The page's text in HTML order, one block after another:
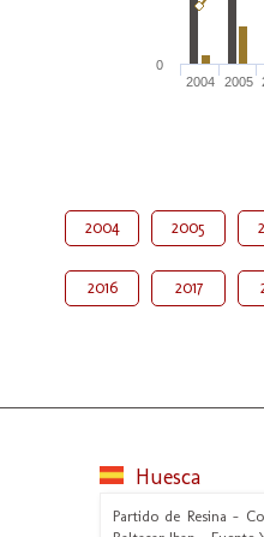
2004 2005
0
2004 2005
2016 2017
Huesca
Partido de Resina -